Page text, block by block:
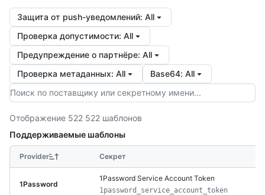
Защита от push-уведомлений: All
Проверка допустимости: All
Предупреждение о партнёре: All
Проверка метаданных: All Base64: All
Отображение 522 522 шаблонов
Поддерживаемые шаблоны
Provider Секрет
1Password
1Password Service Account Token
1password_service_account_token